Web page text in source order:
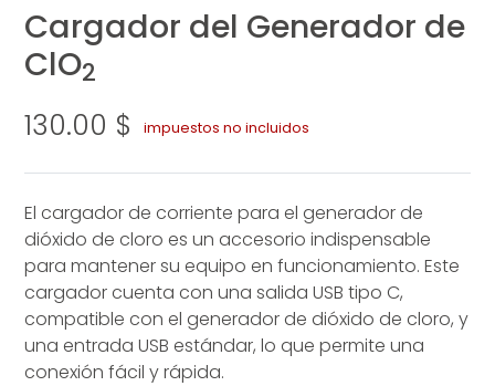
Descubre Biotrohn® Descubre Plasmatrohn®
English medalab.us
Español medalab.es
English medalab.co.uk
Deutsch
Cargador del Generador de
ClO2
130.00 $ impuestos no incluidos
El cargador de corriente para el generador de
dióxido de cloro es un accesorio indispensable
para mantener su equipo en funcionamiento. Este
cargador cuenta con una salida USB tipo C,
compatible con el generador de dióxido de cloro, y
una entrada USB estándar, lo que permite una
conexión fácil y rápida.